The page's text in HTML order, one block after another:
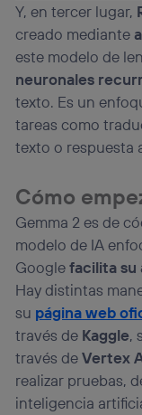
Y, en tercer lugar,
creado mediante
este modelo de
neuronales
texto. Es un
tareas como
texto o respuesta
Cómo
Gemma 2 es de
modelo de IA
Googlefacilita su
Hay distintas
su página web
través de Kaggle,
través deVertex
realizar pruebas,
inteligencia